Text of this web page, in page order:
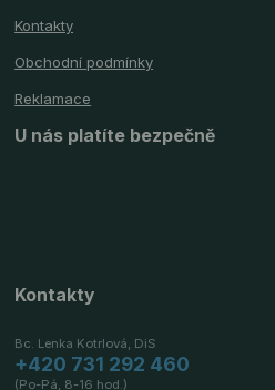
Kontakty
Obchodní podmínky
Reklamace
U nás platíte bezpečně
Kontakty
Bc. Lenka Kotrlová, DiS
+420 731 292 460
(Po-Pá, 8-16 hod.)